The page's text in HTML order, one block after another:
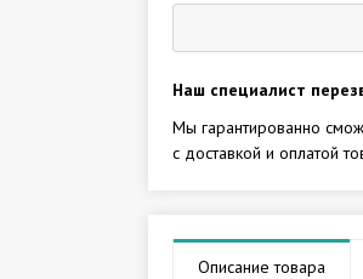
Наш специалист
Мы гарантированно
с доставкой и оплатой
Описание товара